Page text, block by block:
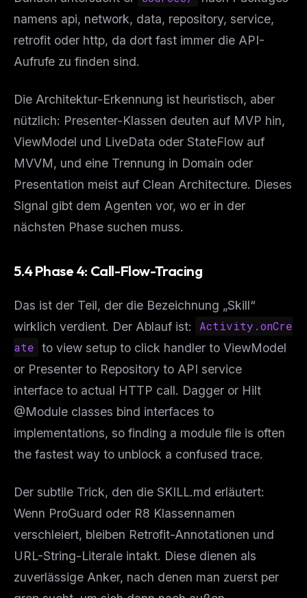
namens api, network, data, repository, service,
retrofit oder http, da dort fast immer die API-
Aufrufe zu finden sind.
Die Architektur-Erkennung ist heuristisch, aber
nützlich: Presenter-Klassen deuten auf MVP hin,
ViewModel und LiveData oder StateFlow auf
MVVM, und eine Trennung in Domain oder
Presentation meist auf Clean Architecture. Dieses
Signal gibt dem Agenten vor, wo er in der
nächsten Phase suchen muss.
5.4 Phase 4: Call-Flow-Tracing
Das ist der Teil, der die Bezeichnung „Skill“
wirklich verdient. Der Ablauf ist:
Activity.onCre
ate to view setup to click handler to ViewModel
or Presenter to Repository to API service
interface to actual HTTP call. Dagger or Hilt
@Module classes bind interfaces to
implementations, so finding a module file is often
the fastest way to unblock a confused trace.
Der subtile Trick, den die SKILL.md erläutert:
Wenn ProGuard oder R8 Klassennamen
verschleiert, bleiben Retrofit-Annotationen und
URL-String-Literale intakt. Diese dienen als
zuverlässige Anker, nach denen man zuerst per